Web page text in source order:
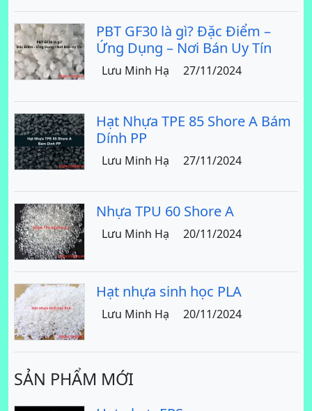
PBT GF30 là gì? Đặc Điểm –
Ứng Dụng – Nơi Bán Uy Tín
Lưu Minh Hạ 27/11/2024
Hạt Nhựa TPE 85 Shore A Bám
Dính PP
Lưu Minh Hạ 27/11/2024
Nhựa TPU 60 Shore A
Lưu Minh Hạ 20/11/2024
Hạt nhựa sinh học PLA
Lưu Minh Hạ 20/11/2024
SẢN PHẨM MỚI